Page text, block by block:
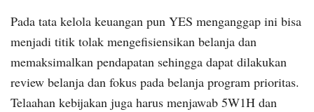
Pada tata kelola keuangan pun YES menganggap ini bisa
menjadi titik tolak mengefisiensikan belanja dan
memaksimalkan pendapatan sehingga dapat dilakukan
review belanja dan fokus pada belanja program prioritas.
Telaahan kebijakan juga harus menjawab 5W1H dan